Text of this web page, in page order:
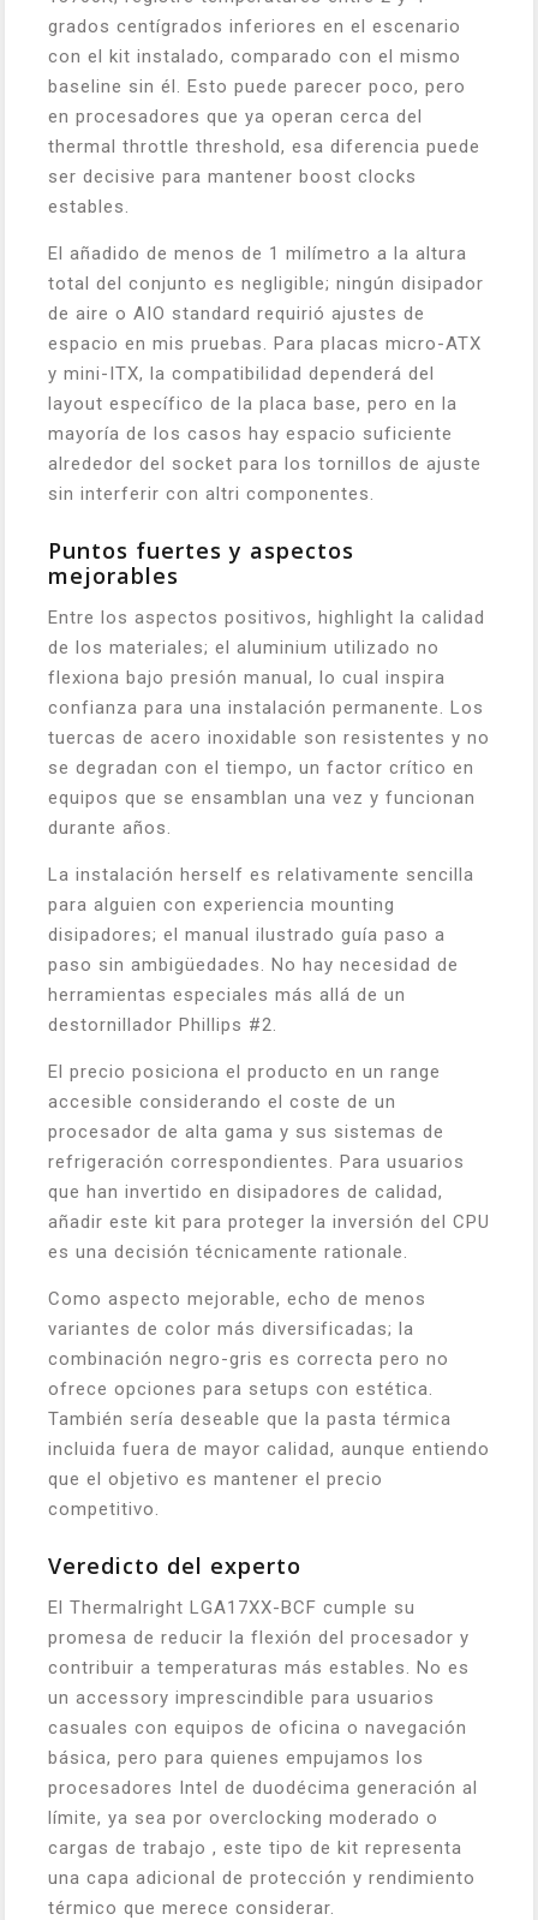
grados centígrados inferiores en el escenario
con el kit instalado, comparado con el mismo
baseline sin él. Esto puede parecer poco, pero
en procesadores que ya operan cerca del
thermal throttle threshold, esa diferencia puede
ser decisive para mantener boost clocks
estables.
El añadido de menos de 1 milímetro a la altura
total del conjunto es negligible; ningún disipador
de aire o AIO standard requirió ajustes de
espacio en mis pruebas. Para placas micro-ATX
y mini-ITX, la compatibilidad dependerá del
layout específico de la placa base, pero en la
mayoría de los casos hay espacio suficiente
alrededor del socket para los tornillos de ajuste
sin interferir con altri componentes.
Puntos fuertes y aspectos
mejorables
Entre los aspectos positivos, highlight la calidad
de los materiales; el aluminium utilizado no
flexiona bajo presión manual, lo cual inspira
confianza para una instalación permanente. Los
tuercas de acero inoxidable son resistentes y no
se degradan con el tiempo, un factor crítico en
equipos que se ensamblan una vez y funcionan
durante años.
La instalación herself es relativamente sencilla
para alguien con experiencia mounting
disipadores; el manual ilustrado guía paso a
paso sin ambigüedades. No hay necesidad de
herramientas especiales más allá de un
destornillador Phillips #2.
El precio posiciona el producto en un range
accesible considerando el coste de un
procesador de alta gama y sus sistemas de
refrigeración correspondientes. Para usuarios
que han invertido en disipadores de calidad,
añadir este kit para proteger la inversión del CPU
es una decisión técnicamente rationale.
Como aspecto mejorable, echo de menos
variantes de color más diversificadas; la
combinación negro-gris es correcta pero no
ofrece opciones para setups con estética.
También sería deseable que la pasta térmica
incluida fuera de mayor calidad, aunque entiendo
que el objetivo es mantener el precio
competitivo.
Veredicto del experto
El Thermalright LGA17XX-BCF cumple su
promesa de reducir la flexión del procesador y
contribuir a temperaturas más estables. No es
un accessory imprescindible para usuarios
casuales con equipos de oficina o navegación
básica, pero para quienes empujamos los
procesadores Intel de duodécima generación al
límite, ya sea por overclocking moderado o
cargas de trabajo , este tipo de kit representa
una capa adicional de protección y rendimiento
térmico que merece considerar.